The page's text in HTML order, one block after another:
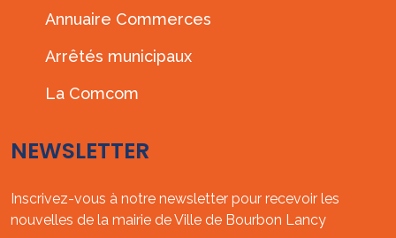
Annuaire Commerces
Arrêtés municipaux
La Comcom
NEWSLETTER
Inscrivez-vous à notre newsletter pour recevoir les
nouvelles de la mairie de Ville de Bourbon Lancy